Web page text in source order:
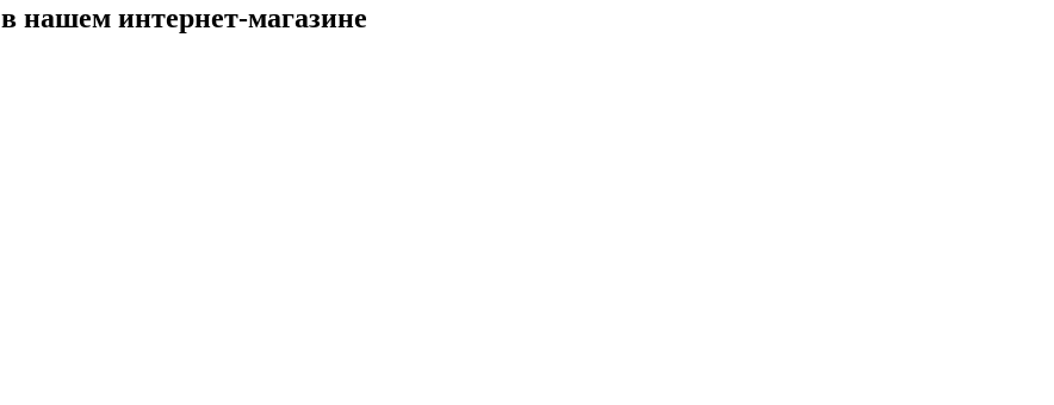
в нашем интернет-магазине